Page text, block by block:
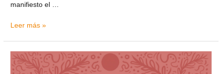
manifiesto el …
Leer más »